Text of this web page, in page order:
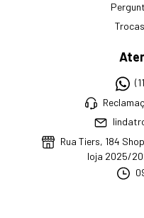
Rua Tiers, 184
loja 2025/